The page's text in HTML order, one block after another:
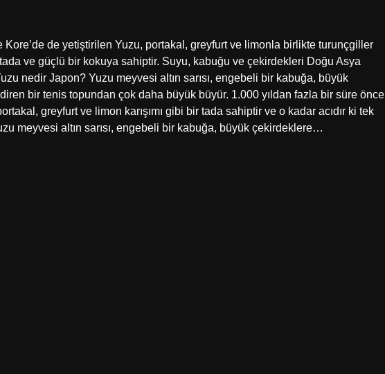
Kore’de de yetiştirilen Yuzu, portakal, greyfurt ve limonla birlikte turunçgiller
ve güçlü bir kokuya sahiptir. Suyu, kabuğu ve çekirdekleri Doğu Asya
nedir Japon? Yuzu meyvesi altın sarısı, engebeli bir kabuğa, büyük
bir tenis topundan çok daha büyük büyür. 1.000 yıldan fazla bir süre önce
greyfurt ve limon karışımı gibi bir tada sahiptir ve o kadar acıdır ki tek
meyvesi altın sarısı, engebeli bir kabuğa, büyük çekirdeklere…